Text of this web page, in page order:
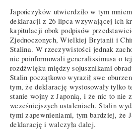
Japończyków utwierdziło w tym
deklaracji z 26 lipca wzywającej ich
kapitulacji obok podpisów
Zjednoczonych, Wielkiej Brytanii i
Stalina. W rzeczywistości jednak
nie poinformowali generalissimusa o
rozdźwięku między sojusznikami
Stalin początkowo wyraził swe
tym, że deklarację wystosowały tylko
stanie wojny z Japonią, i że nic to nie
wcześniejszych ustaleniach. Stalin
tymi zapewnieniami, tym bardziej, że
deklarację i walczyła dalej.